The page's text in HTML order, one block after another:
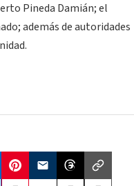
Pineda Damián; el
además de autoridades